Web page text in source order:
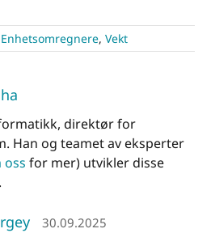
Enhetsomregnere, Vekt
direktør for
Han og teamet av eksperter
oss for mer) utvikler disse
30.09.2025